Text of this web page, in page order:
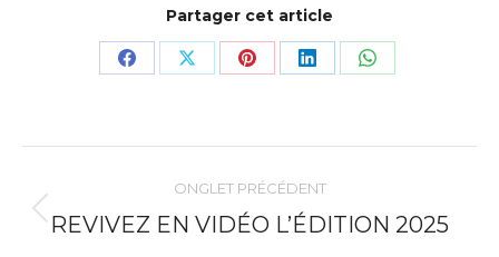
Partager cet article
Share Share Share Share Share
NAVIGATION
DE
ONGLET PRÉCÉDENT
Onglet
REVIVEZ EN VIDÉO L’ÉDITION 2025